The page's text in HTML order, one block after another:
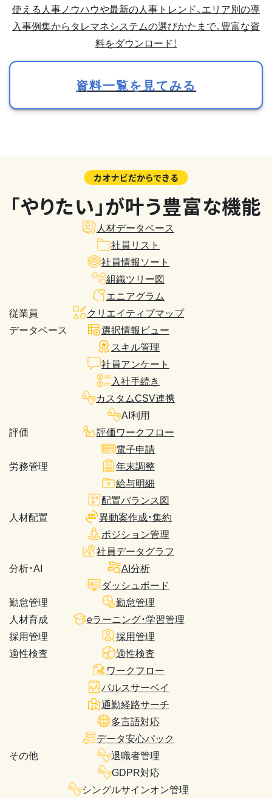
使える人事ノウハウや最新の人事トレンド、エリア別の導
入事例集からタレマネシステムの選びかたまで、豊富な資
料をダウンロード！
資料一覧を見てみる
カオナビだからできる
「やりたい」が叶う豊富な機能
従業員
データベース
人材データベース
社員リスト
社員情報ソート
組織ツリー図
エニアグラム
クリエイティブマップ
選択情報ビュー
スキル管理
社員アンケート
入社手続き
カスタムCSV連携
AI利用
評価
評価ワークフロー
労務管理
電子申請
年末調整
給与明細
人材配置
配置バランス図
異動案作成・集約
ポジション管理
分析・AI
社員データグラフ
AI分析
ダッシュボード
勤怠管理
勤怠管理
人材育成
eラーニング・学習管理
採用管理
採用管理
適性検査
適性検査
その他
ワークフロー
パルスサーベイ
通勤経路サーチ
多言語対応
データ安心パック
退職者管理
GDPR対応
シングルサインオン管理